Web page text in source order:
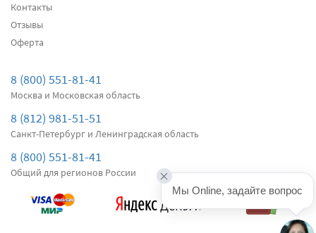
Контакты
Отзывы
Оферта
8 (800) 551-81-41
Москва и Московская область
8 (812) 981-51-51
Санкт-Петербург и Ленинградская область
8 (800) 551-81-41
Общий для регионов России
Мы Online, задайте вопрос